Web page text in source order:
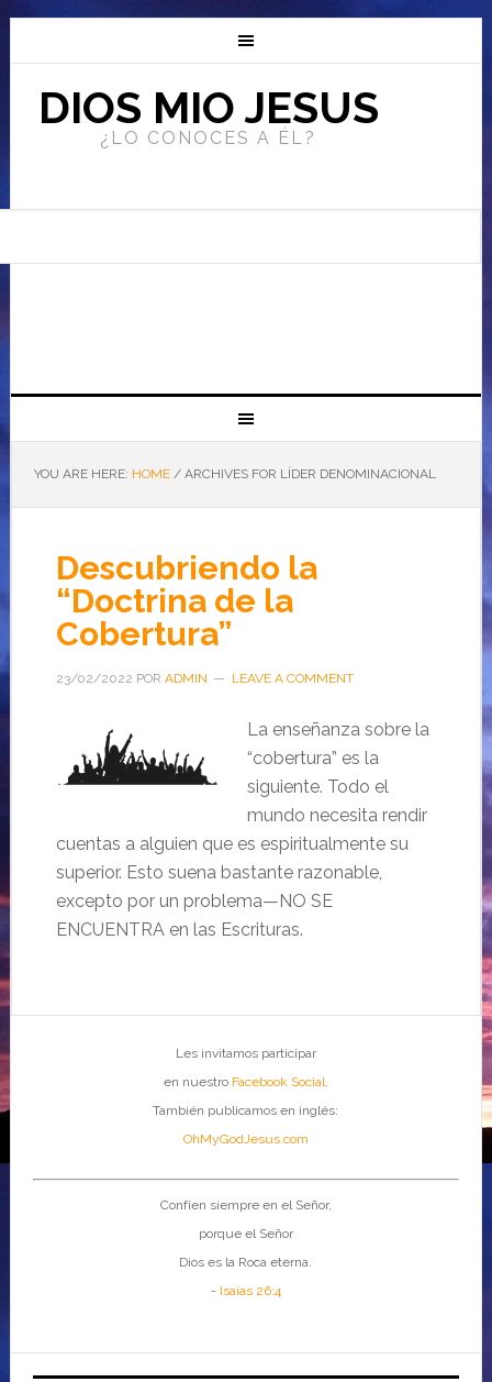
DIOS MIO JESUS
¿LO CONOCES A ÉL?
YOU ARE HERE: HOME /ARCHIVES FOR LÍDER DENOMINACIONAL
Descubriendo la
“Doctrina de la
Cobertura”
23/02/2022 POR ADMIN LEAVE A COMMENT
La enseñanza sobre la
“cobertura” es la
siguiente. Todo el
mundo necesita rendir
cuentas a alguien que es espiritualmente su
superior. Esto suena bastante razonable,
excepto por un problema—NO SE
ENCUENTRA en las Escrituras.
Les invitamos participar
en nuestro Facebook Social.
También publicamos en inglés:
OhMyGodJesus.com
Confíen siempre en el Señor,
porque el Señor
Dios es la Roca eterna.
- Isaías 26:4